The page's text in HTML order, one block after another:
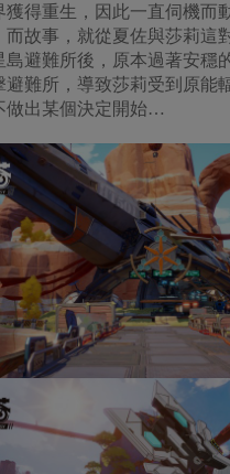
獲得重生，因此一直伺機而
而故事，就從夏佐與莎莉這
島避難所後，原本過著安穩
避難所，導致莎莉受到原能
做出某個決定開始…